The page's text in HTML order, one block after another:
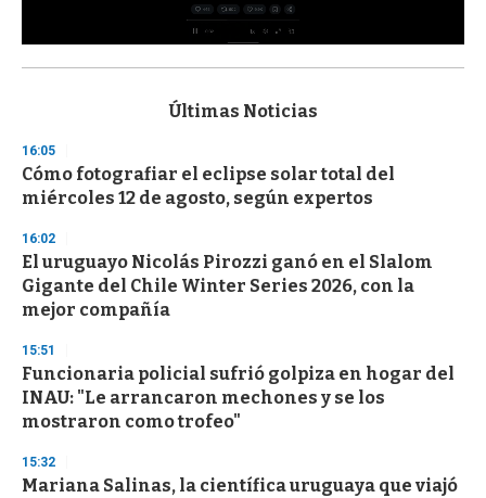
s
d
s
o
f
3
s
e
c
o
d
s
Últimas Noticias
16:05
Cómo fotografiar el eclipse solar total del
miércoles 12 de agosto, según expertos
16:02
El uruguayo Nicolás Pirozzi ganó en el Slalom
Gigante del Chile Winter Series 2026, con la
mejor compañía
15:51
Funcionaria policial sufrió golpiza en hogar del
INAU: "Le arrancaron mechones y se los
mostraron como trofeo"
15:32
Mariana Salinas, la científica uruguaya que viajó